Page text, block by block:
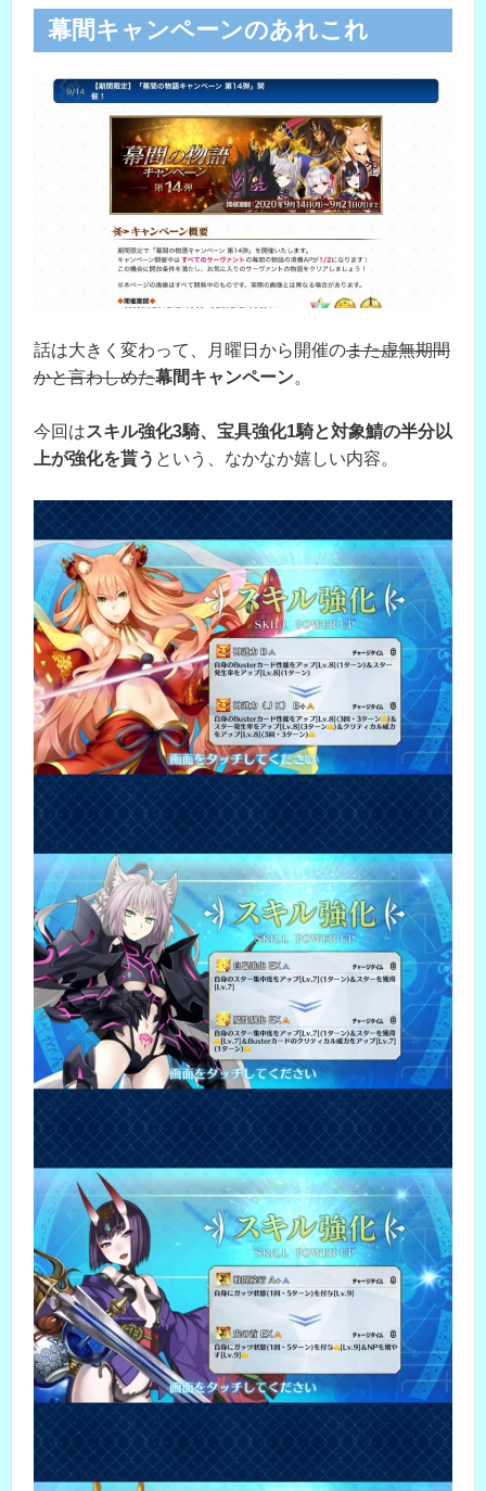
幕間キャンペーンのあれこれ
話は大きく変わって、月曜日から開催のまた虚無期間
かと言わしめた幕間キャンペーン。
今回はスキル強化3騎、宝具強化1騎と対象鯖の半分以
上が強化を貰う という、なかなか嬉しい内容。